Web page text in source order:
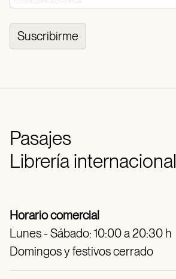
Suscribirme
Pasajes
Librería internacional
Horario comercial
Lunes - Sábado: 10:00 a 20:30 h
Domingos y festivos cerrado